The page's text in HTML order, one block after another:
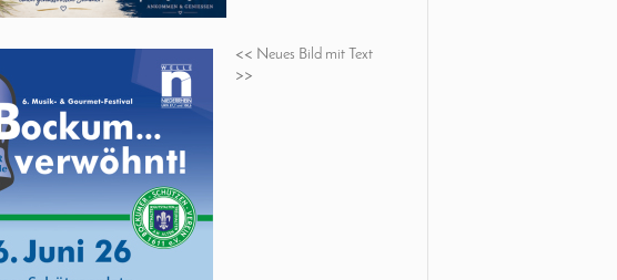
<< Neues Bild mit Text
>>